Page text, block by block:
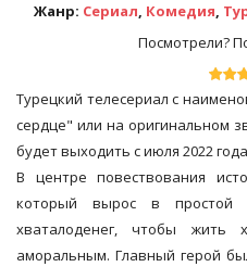
Жанр: Сериал, Комедия,
Посмотрели?
Турецкий телесериал с
сердце" или на оригинальном
будет выходить с июля 2022
В центре повествования
который вырос в простой
хваталоденег, чтобы
аморальным. Главный герой